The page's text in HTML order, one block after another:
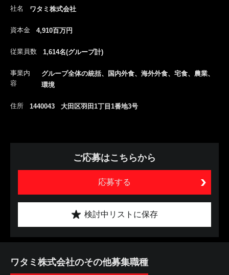
社名 ワタミ株式会社
資本金 4,910百万円
従業員数 1,614名(グループ計)
事業内
容
グループ全体の統括、国内外食、海外外食、宅食、農業、
環境
住所 1440043 大田区羽田1丁目1番地3号
ご応募はこちらから
応募する
検討中リストに保存
ワタミ株式会社のその他募集職種